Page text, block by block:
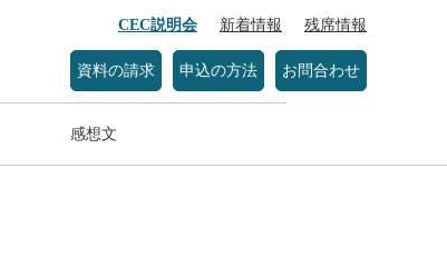
CEC説明会 新着情報 残席情報
資料の請求 申込の方法 お問合わせ
感想文